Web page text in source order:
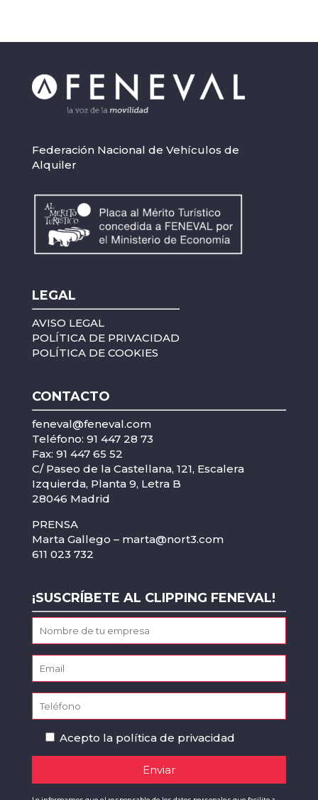
Federación Nacional de Vehículos de
Alquiler
LEGAL
AVISO LEGAL
POLÍTICA DE PRIVACIDAD
POLÍTICA DE COOKIES
CONTACTO
feneval@feneval.com
Teléfono: 91 447 28 73
Fax: 91 447 65 52
C/ Paseo de la Castellana, 121, Escalera
Izquierda, Planta 9, Letra B
28046 Madrid
PRENSA
Marta Gallego – marta@nort3.com
611 023 732
¡SUSCRÍBETE AL CLIPPING FENEVAL!
Acepto la política de privacidad